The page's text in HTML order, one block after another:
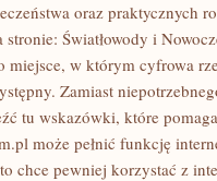
oraz praktycznych
stronie: Światłowody i
miejsce, w którym cyfrowa
Zamiast
tu wskazówki, które
może pełnić funkcję
chce pewniej korzystać z